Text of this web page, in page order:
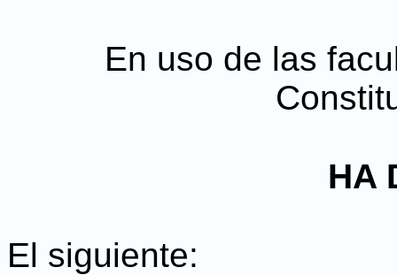
En uso de las
HA
El siguiente: